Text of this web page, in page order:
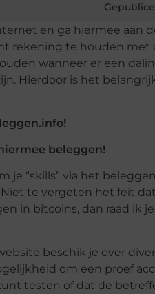
en ga hiermee aan
rekening te houden met
wanneer er een
Hierdoor is het
je “skills” via het
te vergeten het feit
in bitcoins, dan raad ik
beschik je over
om een proef
testen of dat de